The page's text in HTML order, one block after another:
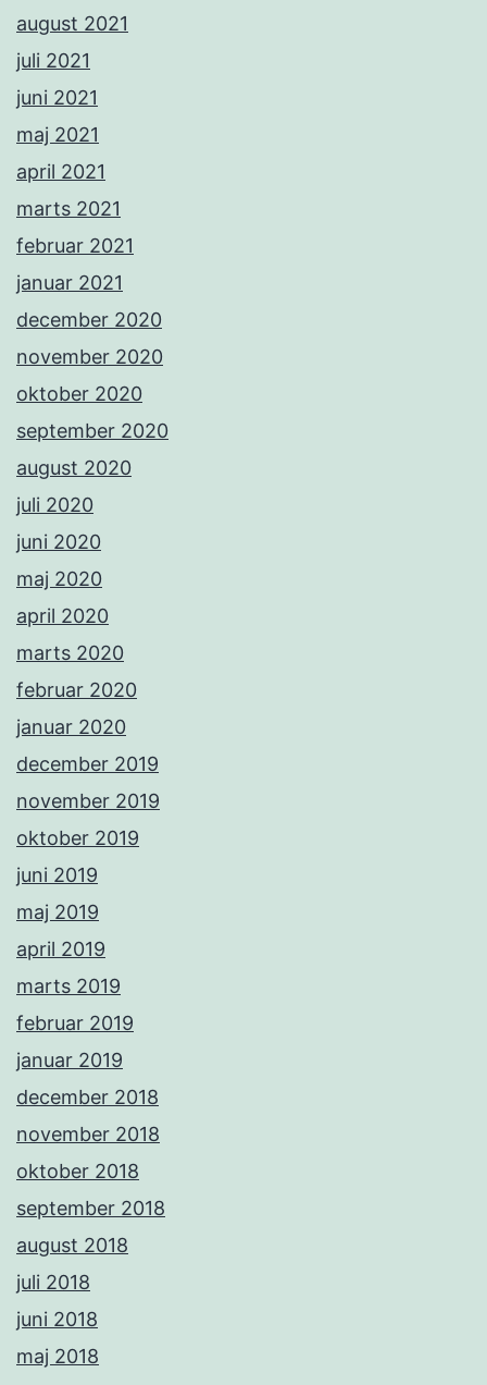
august 2021
juli 2021
juni 2021
maj 2021
april 2021
marts 2021
februar 2021
januar 2021
december 2020
november 2020
oktober 2020
september 2020
august 2020
juli 2020
juni 2020
maj 2020
april 2020
marts 2020
februar 2020
januar 2020
december 2019
november 2019
oktober 2019
juni 2019
maj 2019
april 2019
marts 2019
februar 2019
januar 2019
december 2018
november 2018
oktober 2018
september 2018
august 2018
juli 2018
juni 2018
maj 2018